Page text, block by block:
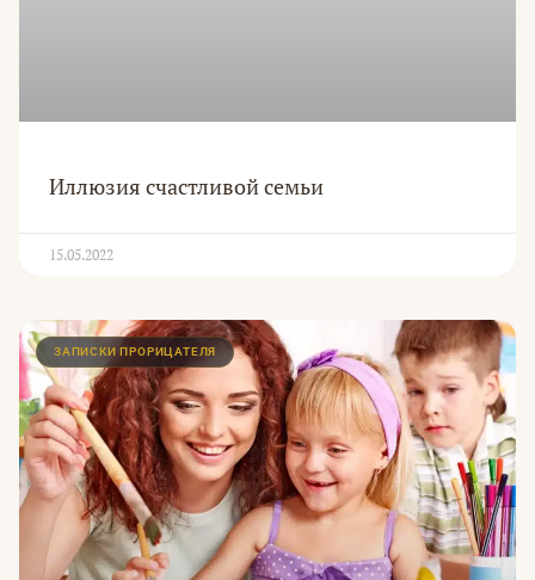
Иллюзия счастливой семьи
15.05.2022
ЗАПИСКИ ПРОРИЦАТЕЛЯ